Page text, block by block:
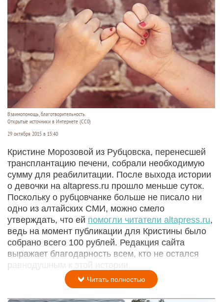
Взаимопомощь, благотворительность.
Открытые источники в Интернете (СС0)
29 октября 2015 в 15:40
Кристине Морозовой из Рубцовска, перенесшей
трансплантацию печени, собрали необходимую
сумму для реабилитации. После выхода истории
о девочки на altapress.ru прошло меньше суток.
Поскольку о рубцовчанке больше не писало ни
одно из алтайских СМИ, можно смело
утверждать, что ей помогли читатели altapress.ru,
ведь на момент публикации для Кристины было
собрано всего 100 рублей. Редакция сайта
выражает благодарность всем, кто не остался
равнодушным к этой истории.
Читать полностью